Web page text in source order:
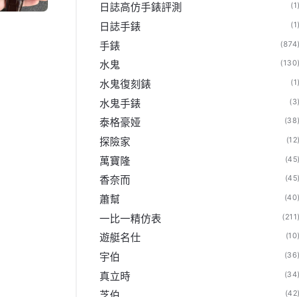
日誌高仿手錶評測
日誌手錶
手錶
水鬼
水鬼復刻錶
水鬼手錶
泰格豪娅
探險家
萬寶隆
香奈而
蕭幫
一比一精仿表
遊艇名仕
宇伯
真立時